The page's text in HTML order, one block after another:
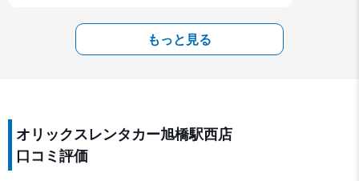
もっと見る
オリックスレンタカー旭橋駅西店
口コミ評価